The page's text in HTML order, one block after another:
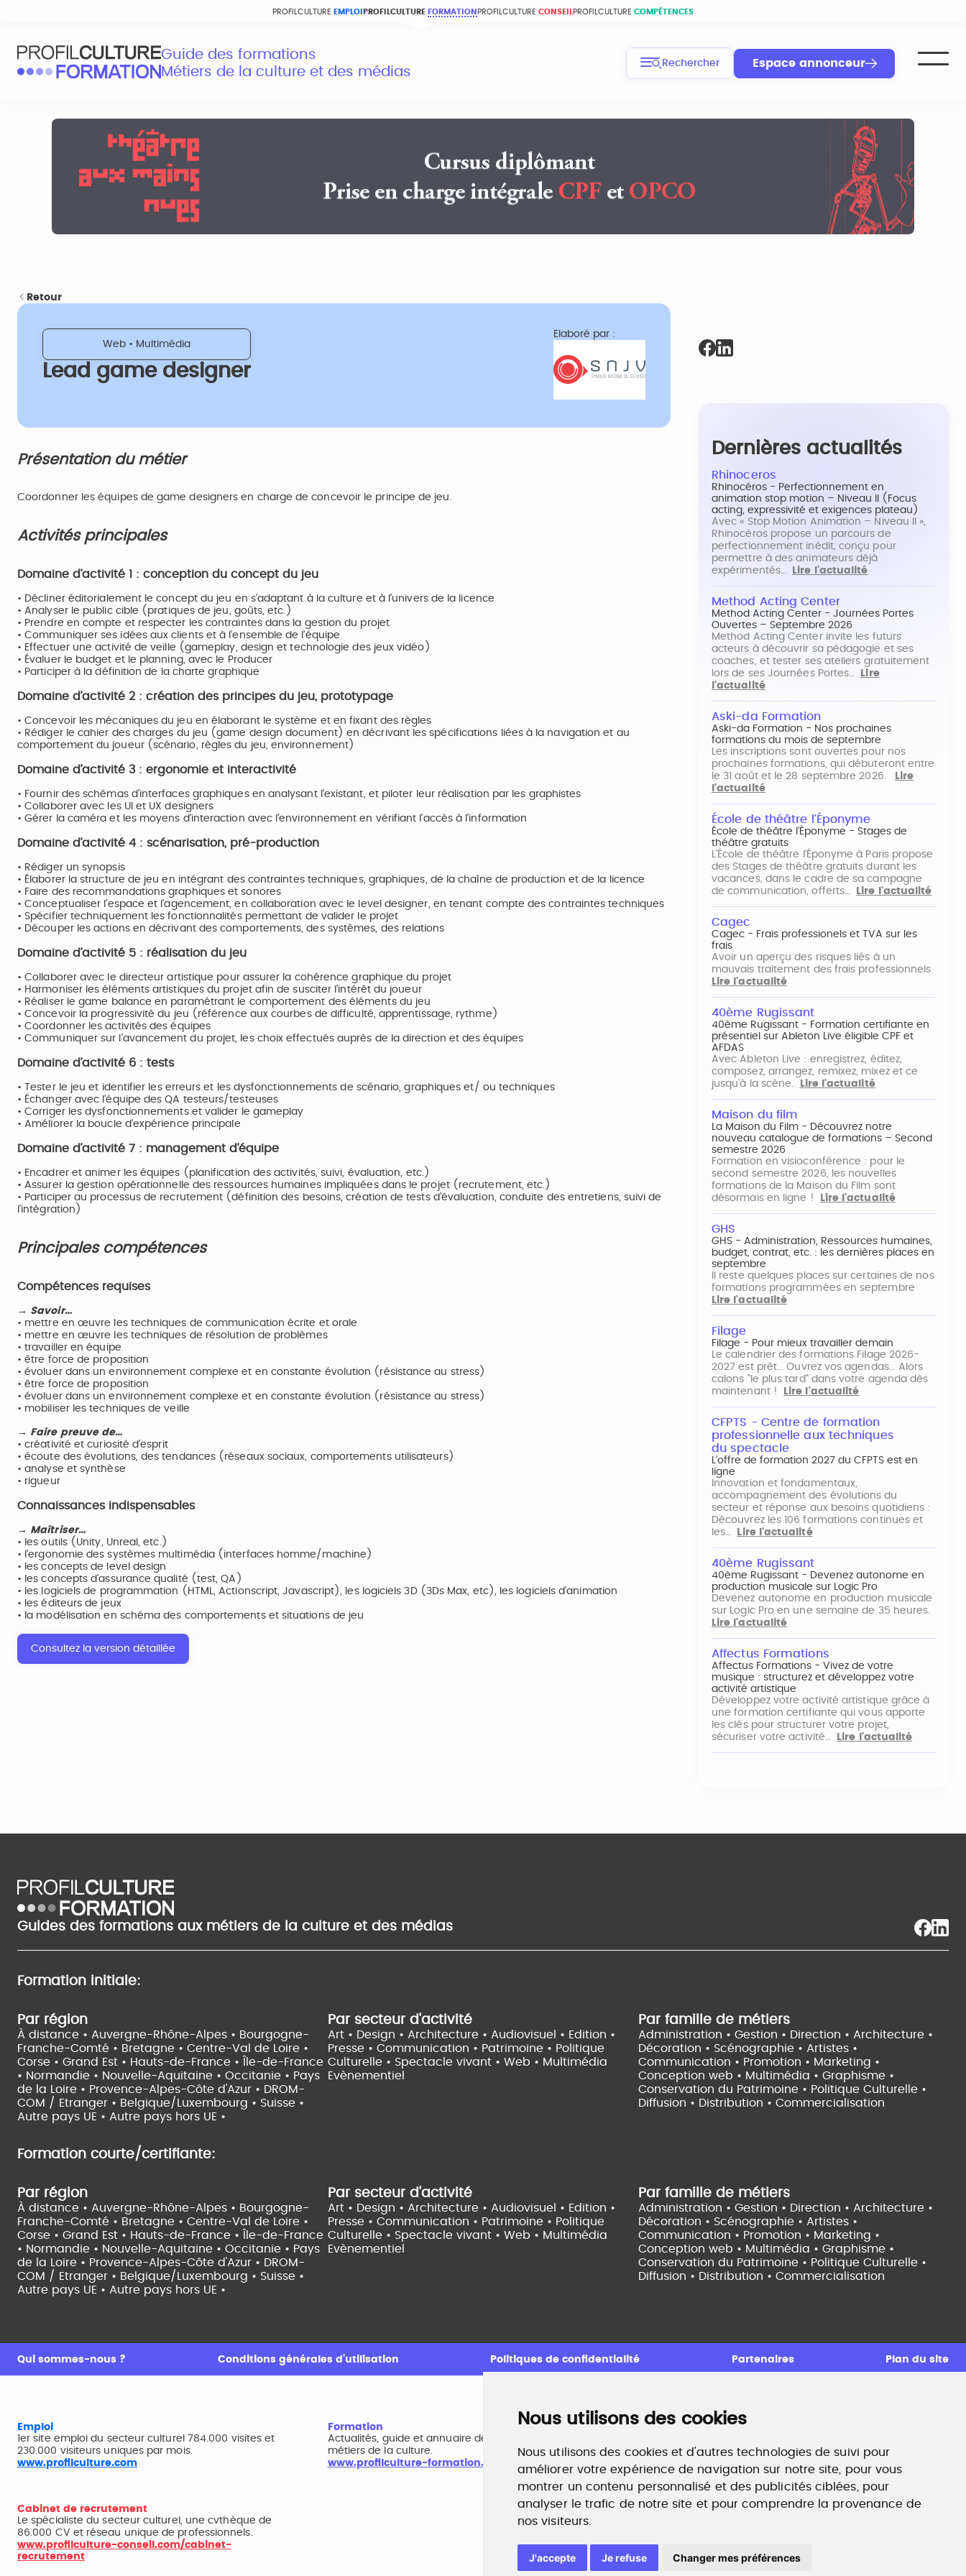
Nous utilisons des cookies
Nous utilisons des cookies et d'autres technologies de suivi pour
améliorer votre expérience de navigation sur notre site, pour vous
montrer un contenu personnalisé et des publicités ciblées, pour
analyser le trafic de notre site et pour comprendre la provenance de
nos visiteurs.
J'accepte Je refuse Changer mes préférences
PROFILCULTURE EMPLOI PROFILCULTURE FORMATION PROFILCULTURE CONSEIL PROFILCULTURE COMPÉTENCES
Guide des formations
Métiers de la culture et des médias
Rechercher Espace annonceur
Retour
Web • Multimédia
Lead game designer
Elaboré par :
Présentation du métier
Coordonner les équipes de game designers en charge de concevoir le principe de jeu.
Activités principales
Domaine d’activité 1 : conception du concept du jeu
• Décliner éditorialement le concept du jeu en s’adaptant à la culture et à l’univers de la licence
• Analyser le public cible (pratiques de jeu, goûts, etc.)
• Prendre en compte et respecter les contraintes dans la gestion du projet
• Communiquer ses idées aux clients et à l’ensemble de l’équipe
• Effectuer une activité de veille (gameplay, design et technologie des jeux vidéo)
• Évaluer le budget et le planning, avec le Producer
• Participer à la définition de la charte graphique
Domaine d’activité 2 : création des principes du jeu, prototypage
• Concevoir les mécaniques du jeu en élaborant le système et en fixant des règles
• Rédiger le cahier des charges du jeu (game design document) en décrivant les spécifications liées à la navigation et au
comportement du joueur (scénario, règles du jeu, environnement)
Domaine d’activité 3 : ergonomie et interactivité
• Fournir des schémas d’interfaces graphiques en analysant l’existant, et piloter leur réalisation par les graphistes
• Collaborer avec les UI et UX designers
• Gérer la caméra et les moyens d’interaction avec l’environnement en vérifiant l’accès à l’information
Domaine d’activité 4 : scénarisation, pré-production
• Rédiger un synopsis
• Élaborer la structure de jeu en intégrant des contraintes techniques, graphiques, de la chaîne de production et de la licence
• Faire des recommandations graphiques et sonores
• Conceptualiser l’espace et l’agencement, en collaboration avec le level designer, en tenant compte des contraintes techniques
• Spécifier techniquement les fonctionnalités permettant de valider le projet
• Découper les actions en décrivant des comportements, des systèmes, des relations
Domaine d’activité 5 : réalisation du jeu
• Collaborer avec le directeur artistique pour assurer la cohérence graphique du projet
• Harmoniser les éléments artistiques du projet afin de susciter l’intérêt du joueur
• Réaliser le game balance en paramétrant le comportement des éléments du jeu
• Concevoir la progressivité du jeu (référence aux courbes de difficulté, apprentissage, rythme)
• Coordonner les activités des équipes
• Communiquer sur l’avancement du projet, les choix effectués auprès de la direction et des équipes
Domaine d’activité 6 : tests
• Tester le jeu et identifier les erreurs et les dysfonctionnements de scénario, graphiques et/ ou techniques
• Échanger avec l’équipe des QA testeurs/testeuses
• Corriger les dysfonctionnements et valider le gameplay
• Améliorer la boucle d’expérience principale
Domaine d’activité 7 : management d’équipe
• Encadrer et animer les équipes (planification des activités, suivi, évaluation, etc.)
• Assurer la gestion opérationnelle des ressources humaines impliquées dans le projet (recrutement, etc.)
• Participer au processus de recrutement (définition des besoins, création de tests d’évaluation, conduite des entretiens, suivi de
l’intégration)
Principales compétences
Compétences requises
→ Savoir…
• mettre en œuvre les techniques de communication écrite et orale
• mettre en œuvre les techniques de résolution de problèmes
• travailler en équipe
• être force de proposition
• évoluer dans un environnement complexe et en constante évolution (résistance au stress)
• être force de proposition
• évoluer dans un environnement complexe et en constante évolution (résistance au stress)
• mobiliser les techniques de veille
→ Faire preuve de…
• créativité et curiosité d’esprit
• écoute des évolutions, des tendances (réseaux sociaux, comportements utilisateurs)
• analyse et synthèse
• rigueur
Connaissances indispensables
→ Maîtriser…
• les outils (Unity, Unreal, etc.)
• l’ergonomie des systèmes multimédia (interfaces homme/machine)
• les concepts de level design
• les concepts d’assurance qualité (test, QA)
• les logiciels de programmation (HTML, Actionscript, Javascript), les logiciels 3D (3Ds Max, etc), les logiciels d’animation
• les éditeurs de jeux
• la modélisation en schéma des comportements et situations de jeu
Consultez la version détaillée
Dernières actualités
Rhinoceros
Rhinocéros - Perfectionnement en
animation stop motion – Niveau II (Focus
acting, expressivité et exigences plateau)
Avec « Stop Motion Animation – Niveau II »,
Rhinocéros propose un parcours de
perfectionnement inédit, conçu pour
permettre à des animateurs déjà
expérimentés…
Lire l'actualité
Method Acting Center
Method Acting Center - Journées Portes
Ouvertes – Septembre 2026
Method Acting Center invite les futurs
acteurs à découvrir sa pédagogie et ses
coaches, et tester ses ateliers gratuitement
lors de ses Journées Portes…
Lire
l'actualité
Aski-da Formation
Aski-da Formation - Nos prochaines
formations du mois de septembre
Les inscriptions sont ouvertes pour nos
prochaines formations, qui débuteront entre
le 31 août et le 28 septembre 2026.
Lire
l'actualité
École de théâtre l'Éponyme
École de théâtre l'Éponyme - Stages de
théâtre gratuits
L'École de théâtre l'Éponyme à Paris propose
des Stages de théâtre gratuits durant les
vacances, dans le cadre de sa campagne
de communication, offerts…
Lire l'actualité
Cagec
Cagec - Frais professionels et TVA sur les
frais
Avoir un aperçu des risques liés à un
mauvais traitement des frais professionnels
Lire l'actualité
40ème Rugissant
40ème Rugissant - Formation certifiante en
présentiel sur Ableton Live éligible CPF et
AFDAS
Avec Ableton Live : enregistrez, éditez,
composez, arrangez, remixez, mixez et ce
jusqu'à la scène.
Lire l'actualité
Maison du film
La Maison du Film - Découvrez notre
nouveau catalogue de formations – Second
semestre 2026
Formation en visioconférence : pour le
second semestre 2026, les nouvelles
formations de la Maison du Film sont
désormais en ligne !
Lire l'actualité
GHS
GHS - Administration, Ressources humaines,
budget, contrat, etc. : les dernières places en
septembre
Il reste quelques places sur certaines de nos
formations programmées en septembre
Lire l'actualité
Filage
Filage - Pour mieux travailler demain
Le calendrier des formations Filage 2026-
2027 est prêt... Ouvrez vos agendas... Alors
calons "le plus tard" dans votre agenda dès
maintenant !
Lire l'actualité
CFPTS - Centre de formation
professionnelle aux techniques
du spectacle
L’offre de formation 2027 du CFPTS est en
ligne
Innovation et fondamentaux,
accompagnement des évolutions du
secteur et réponse aux besoins quotidiens :
Découvrez les 106 formations continues et
les…
Lire l'actualité
40ème Rugissant
40ème Rugissant - Devenez autonome en
production musicale sur Logic Pro
Devenez autonome en production musicale
sur Logic Pro en une semaine de 35 heures.
Lire l'actualité
Affectus Formations
Affectus Formations - Vivez de votre
musique : structurez et développez votre
activité artistique
Développez votre activité artistique grâce à
une formation certifiante qui vous apporte
les clés pour structurer votre projet,
sécuriser votre activité…
Lire l'actualité
Guides des formations aux métiers de la culture et des médias
Formation initiale:
Par région
À distance • Auvergne-Rhône-Alpes • Bourgogne-
Franche-Comté • Bretagne • Centre-Val de Loire •
Corse • Grand Est • Hauts-de-France •
Île-de-France
• Normandie • Nouvelle-Aquitaine • Occitanie • Pays
de la Loire • Provence-Alpes-Côte d'Azur • DROM-
COM / Etranger • Belgique/Luxembourg • Suisse •
Autre pays UE • Autre pays hors UE •
Par secteur d'activité
Art • Design • Architecture • Audiovisuel • Edition •
Presse • Communication • Patrimoine • Politique
Culturelle • Spectacle vivant • Web • Multimédia
Evènementiel
Par famille de métiers
Administration • Gestion • Direction • Architecture •
Décoration • Scénographie • Artistes •
Communication • Promotion • Marketing •
Conception web • Multimédia • Graphisme •
Conservation du Patrimoine • Politique Culturelle •
Diffusion • Distribution • Commercialisation
Formation courte/certifiante:
Par région
À distance • Auvergne-Rhône-Alpes • Bourgogne-
Franche-Comté • Bretagne • Centre-Val de Loire •
Corse • Grand Est • Hauts-de-France •
Île-de-France
• Normandie • Nouvelle-Aquitaine • Occitanie • Pays
de la Loire • Provence-Alpes-Côte d'Azur • DROM-
COM / Etranger • Belgique/Luxembourg • Suisse •
Autre pays UE • Autre pays hors UE •
Par secteur d'activité
Art • Design • Architecture • Audiovisuel • Edition •
Presse • Communication • Patrimoine • Politique
Culturelle • Spectacle vivant • Web • Multimédia
Evènementiel
Par famille de métiers
Administration • Gestion • Direction • Architecture •
Décoration • Scénographie • Artistes •
Communication • Promotion • Marketing •
Conception web • Multimédia • Graphisme •
Conservation du Patrimoine • Politique Culturelle •
Diffusion • Distribution • Commercialisation
Qui sommes-nous ? Conditions générales d’utilisation Politiques de confidentialité Partenaires Plan du site
Emploi
1er site emploi du secteur culturel 784.000 visites et
230.000 visiteurs uniques par mois.
www.profilculture.com
Formation
Actualités, guide et annuaire des formations aux
métiers de la culture.
www.profilculture-formation.com
Accompagnement professionnel
recherche d'emploi, entretien conseil.
www.profilculture-competences.com
Cabinet de recrutement
Le spécialiste du secteur culturel, une cvthèque de
86.000 CV et réseau unique de professionnels.
www.profilculture-conseil.com/cabinet-
recrutement